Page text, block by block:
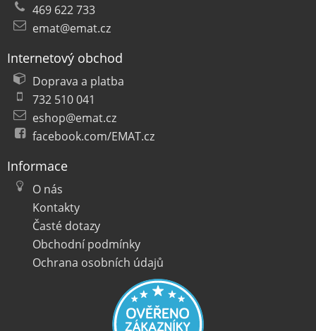
469 622 733
emat@emat.cz
Internetový obchod
Doprava a platba
732 510 041
eshop@emat.cz
facebook.com/EMAT.cz
Informace
O nás
Kontakty
Časté dotazy
Obchodní podmínky
Ochrana osobních údajů